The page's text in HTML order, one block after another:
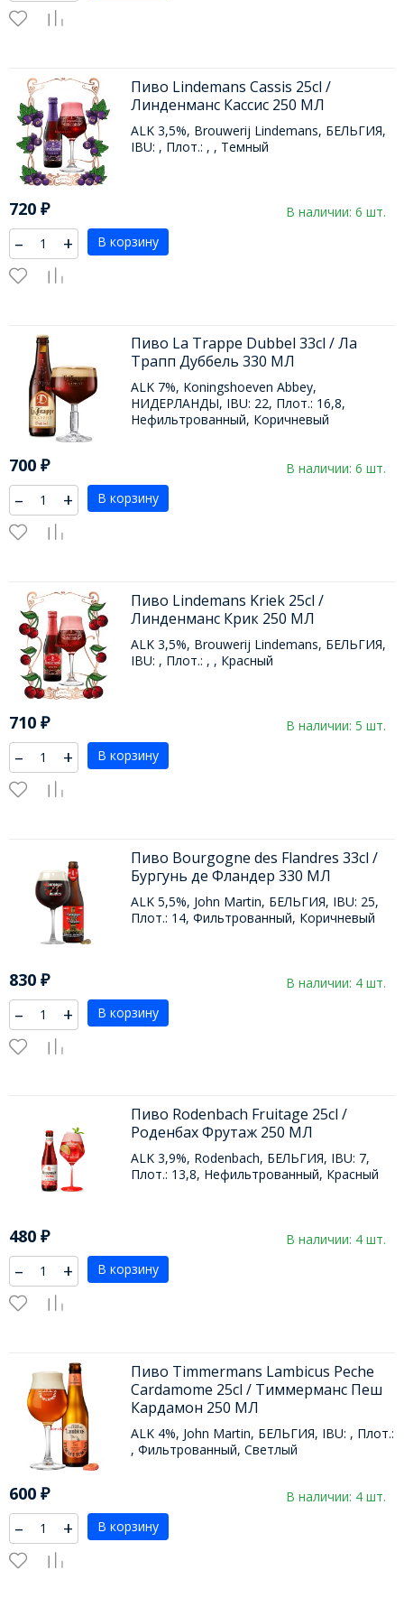
Пиво Lindemans Cassis 25cl /
Линденманс Кассис 250 МЛ
ALK 3,5%, Brouwerij Lindemans, БЕЛЬГИЯ,
IBU: , Плот.: , , Темный
720 ₽ В наличии: 6 шт.
– + В корзину
Пиво La Trappe Dubbel 33cl / Ла
Трапп Дуббель 330 МЛ
ALK 7%, Koningshoeven Abbey,
НИДЕРЛАНДЫ, IBU: 22, Плот.: 16,8,
Нефильтрованный, Коричневый
700 ₽ В наличии: 6 шт.
– + В корзину
Пиво Lindemans Kriek 25cl /
Линденманс Крик 250 МЛ
ALK 3,5%, Brouwerij Lindemans, БЕЛЬГИЯ,
IBU: , Плот.: , , Красный
710 ₽ В наличии: 5 шт.
– + В корзину
Пиво Bourgogne des Flandres 33cl /
Бургунь де Фландер 330 МЛ
ALK 5,5%, John Martin, БЕЛЬГИЯ, IBU: 25,
Плот.: 14, Фильтрованный, Коричневый
830 ₽ В наличии: 4 шт.
– + В корзину
Пиво Rodenbach Fruitage 25cl /
Роденбах Фрутаж 250 МЛ
ALK 3,9%, Rodenbach, БЕЛЬГИЯ, IBU: 7,
Плот.: 13,8, Нефильтрованный, Красный
480 ₽ В наличии: 4 шт.
– + В корзину
Пиво Timmermans Lambicus Peche
Cardamome 25cl / Тиммерманс Пеш
Кардамон 250 МЛ
ALK 4%, John Martin, БЕЛЬГИЯ, IBU: , Плот.:
, Фильтрованный, Светлый
600 ₽ В наличии: 4 шт.
– + В корзину